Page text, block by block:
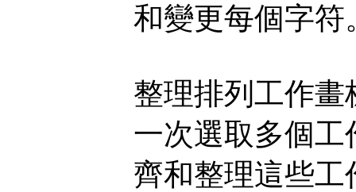
和變更每個字符
整理排列工作畫
一次選取多個
齊和整理這些